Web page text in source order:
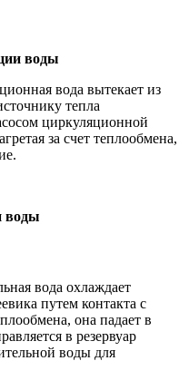
воды
вода вытекает из
тепла
циркуляционной
за счет теплообмена,
воды
вода охлаждает
путем контакта с
она падает в
в резервуар
воды для